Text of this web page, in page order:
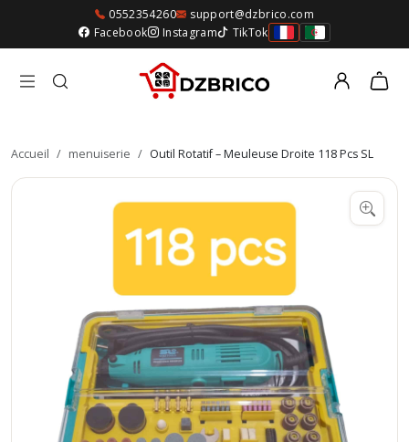
0552354260
support@dzbrico.com
Facebook
Instagram TikTok
Accueil / menuiserie / Outil Rotatif – Meuleuse Droite 118 Pcs SL